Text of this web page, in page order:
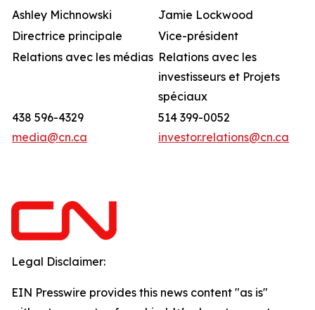
Ashley Michnowski
Jamie Lockwood
Directrice principale
Vice-président
Relations avec les médias Relations avec les
investisseurs et Projets
spéciaux
438 596-4329
media@cn.ca
514 399-0052
investor.relations@cn.ca
Legal Disclaimer:
EIN Presswire provides this news content "as is"